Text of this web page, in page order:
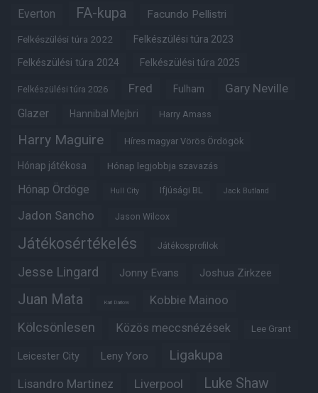
Everton FA-kupa Facundo Pellistri
Felkészülési túra 2022 Felkészülési túra 2023
Felkészülési túra 2024 Felkészülési túra 2025
Felkészülési túra 2026 Fred Fulham Gary Neville
Glazer Hannibal Mejbri Harry Amass
Harry Maguire Híres magyar Vörös Ördögök
Hónap játékosa Hónap legjobbja szavazás
Hónap Ördöge Hull City Ifjúsági BL Jack Butland
Jadon Sancho Jason Wilcox
Játékosértékelés Játékosprofilok
Jesse Lingard Jonny Evans Joshua Zirkzee
Juan Mata Karl Darlow Kobbie Mainoo
Kölcsönlesen Közös meccsnézések Lee Grant
Leicester City Leny Yoro Ligakupa
Lisandro Martinez Liverpool Luke Shaw